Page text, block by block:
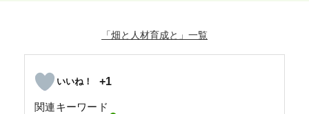
「畑と人材育成と」
+1
関連キーワード